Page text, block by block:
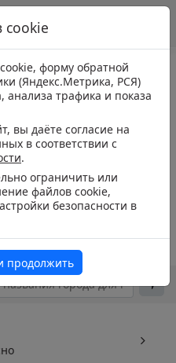
cookie
форму обратной
(Яндекс.Метрика, РСЯ)
трафика и показа
вы даёте согласие на
в соответствии с
.
ограничить или
файлов cookie,
безопасности в
продолжить